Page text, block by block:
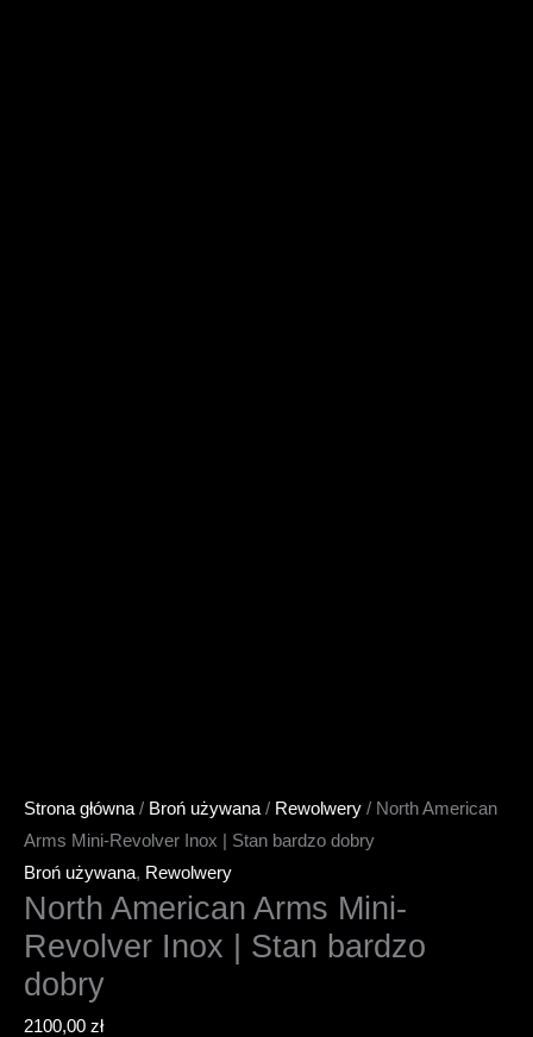
Strona główna/ Broń używana/ Rewolwery / North American
Arms Mini-Revolver Inox | Stan bardzo dobry
Broń używana, Rewolwery
North American Arms Mini-
Revolver Inox | Stan bardzo
dobry
2100,00 zł